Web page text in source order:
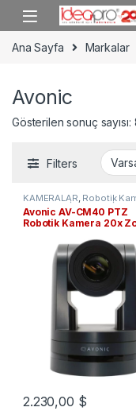
Skip to navigation
Skip to content
Ana Sayfa Markalar
Avonic
Gösterilen sonuç sayısı:
Filters
KAMERALAR Robotik
TV YAYIN SİSTEMLERİ
Avonic AV-CM40 PTZ
Robotik Kamera 20x
2.230,00 $